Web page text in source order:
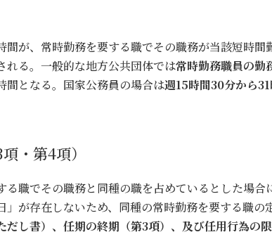
間が、常時勤務を要する職でその職務が当該短時
れる。一般的な地方公共団体では常時勤務職員の勤
間となる。国家公務員の場合は週15時間30分から
・第4項）
職でその職務と同種の職を占めているとした場
が存在しないため、同種の常時勤務を要する職
だし書）、任期の終期（第3項）、及び任用行為の